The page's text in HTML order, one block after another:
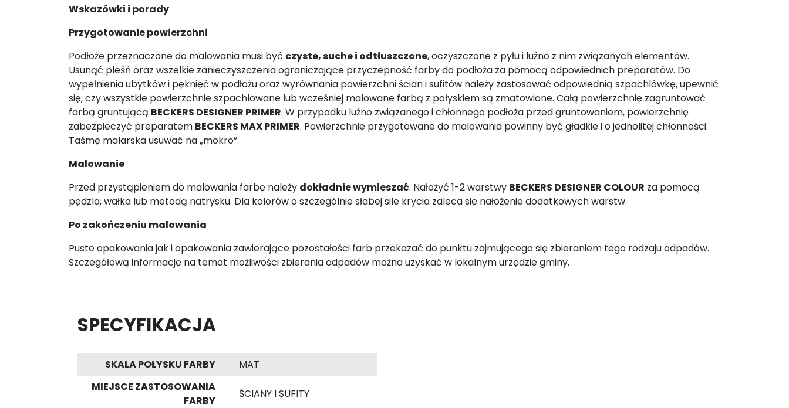
Wskazówki i porady
Przygotowanie powierzchni
Podłoże przeznaczone do malowania musi być czyste, suche i odtłuszczone, oczyszczone z pyłu i luźno z nim związanych elementów.
Usunąć pleśń oraz wszelkie zanieczyszczenia ograniczające przyczepność farby do podłoża za pomocą odpowiednich preparatów. Do
wypełnienia ubytków i pęknięć w podłożu oraz wyrównania powierzchni ścian i sufitów należy zastosować odpowiednią szpachlówkę, upewnić
się, czy wszystkie powierzchnie szpachlowane lub wcześniej malowane farbą z połyskiem są zmatowione. Całą powierzchnię zagruntować
farbą gruntującą BECKERS DESIGNER PRIMER. W przypadku luźno związanego i chłonnego podłoża przed gruntowaniem, powierzchnię
zabezpieczyć preparatem BECKERS MAX PRIMER. Powierzchnie przygotowane do malowania powinny być gładkie i o jednolitej chłonności.
Taśmę malarska usuwać na „mokro”.
Malowanie
Przed przystąpieniem do malowania farbę należy dokładnie wymieszać. Nałożyć 1-2 warstwy BECKERS DESIGNER COLOUR za pomocą
pędzla, wałka lub metodą natrysku. Dla kolorów o szczególnie słabej sile krycia zaleca się nałożenie dodatkowych warstw.
Po zakończeniu malowania
Puste opakowania jak i opakowania zawierające pozostałości farb przekazać do punktu zajmującego się zbieraniem tego rodzaju odpadów.
Szczegółową informację na temat możliwości zbierania odpadów można uzyskać w lokalnym urzędzie gminy.
SPECYFIKACJA
SKALA POŁYSKU FARBY
MAT
MIEJSCE ZASTOSOWANIA
FARBY
ŚCIANY I SUFITY